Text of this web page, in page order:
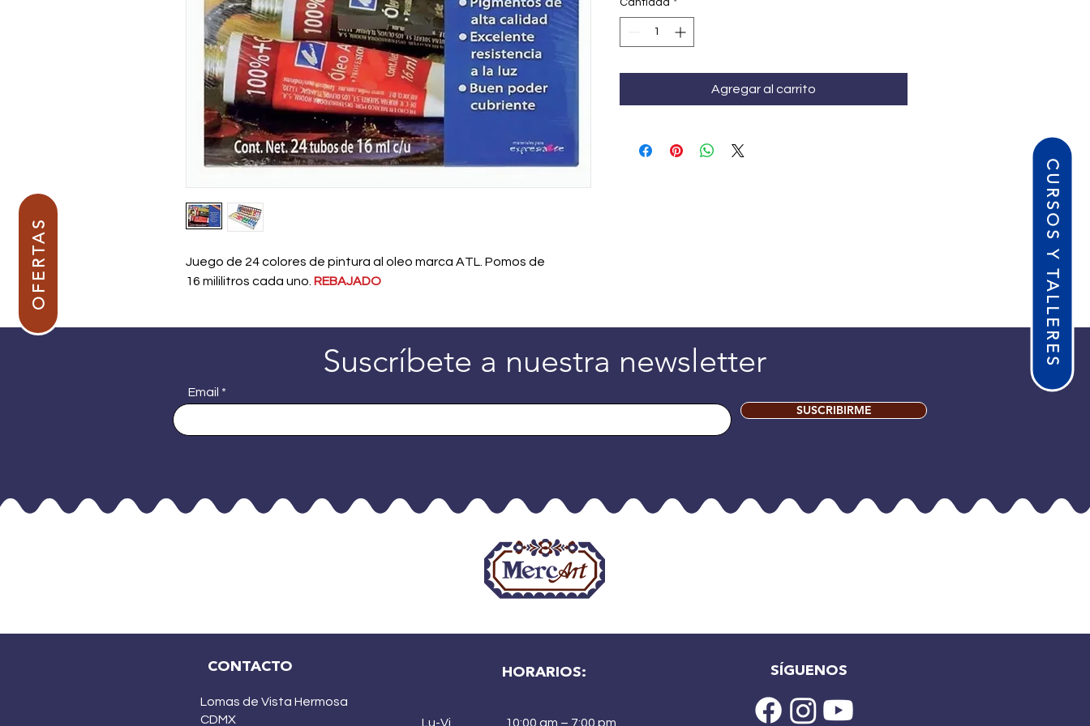
CURSOS Y TALLERES
OFERTAS
Juego de 24 colores de pintura al oleo marca ATL. Pomos de
16 mililitros cada uno. REBAJADO
Agregar al carrito
Email
SUSCRIBIRME
Suscríbete a nuestra newsletter
CONTACTO
Lomas de Vista Hermosa
CDMX
HORARIOS:
Lu-Vi 10:00 am – 7:00 pm
SÍGUENOS